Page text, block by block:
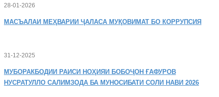
28-01-2026
МАСЪАЛАИ МЕҲВАРИИ ҶАЛАСА МУҚОВИМАТ БО КОРРУПСИЯ
31-12-2025
МУБОРАКБОДИИ РАИСИ НОҲИЯИ БОБОҶОН ҒАФУРОВ
НУСРАТУЛЛО САЛИМЗОДА БА МУНОСИБАТИ СОЛИ НАВИ 2026